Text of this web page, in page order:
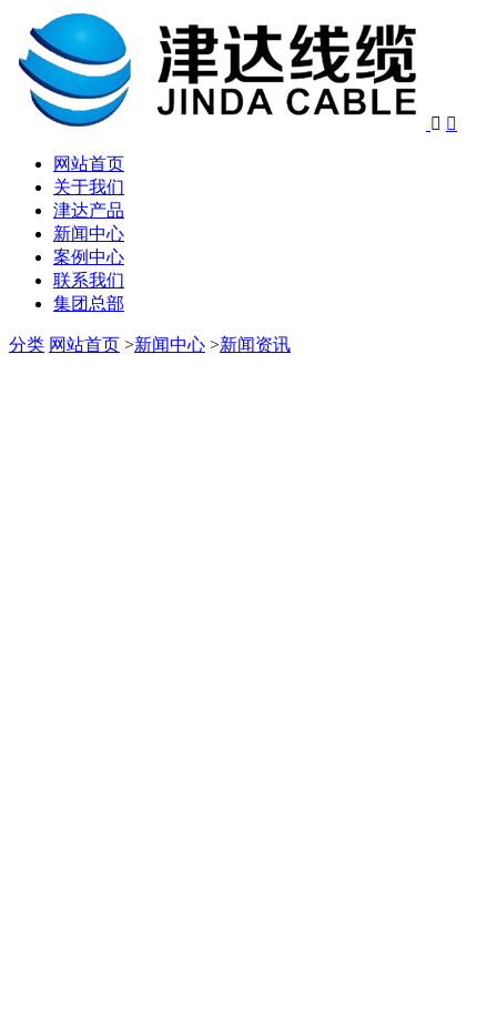
 
网站首页
关于我们
津达产品
新闻中心
案例中心
联系我们
集团总部
分类 网站首页 >新闻中心 >新闻资讯